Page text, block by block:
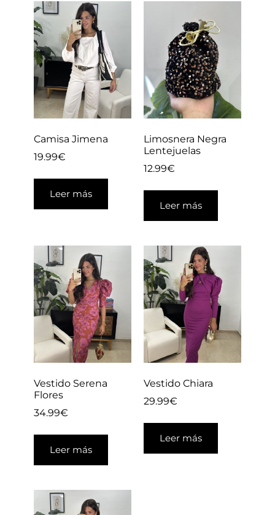
Camisa Jimena
19.99€
Leer más
Limosnera Negra
Lentejuelas
12.99€
Leer más
Vestido Serena
Flores
34.99€
Leer más
Vestido Chiara
29.99€
Leer más